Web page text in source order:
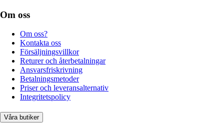
Om oss
Om oss?
Kontakta oss
Försäljningsvillkor
Returer och återbetalningar
Ansvarsfriskrivning
Betalningsmetoder
Priser och leveransalternativ
Integritetspolicy
Våra butiker